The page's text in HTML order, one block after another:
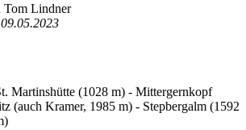
Tom Lindner
Martinshütte (1028 m) - Mittergernkopf
(auch Kramer, 1985 m) - Stepbergalm (1592